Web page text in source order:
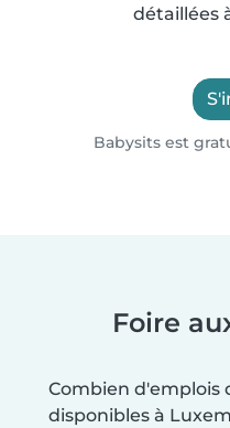
détaillées
Babysits est
Foire
Combien d'emplois
disponibles à